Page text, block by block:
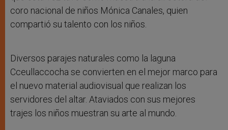
coro nacional de niños Mónica Canales, quien
compartió su talento con los niños.
Diversos parajes naturales como la laguna
Cceullaccocha se convierten en el mejor marco para
el nuevo material audiovisual que realizan los
servidores del altar. Ataviados con sus mejores
trajes los niños muestran su arte al mundo.